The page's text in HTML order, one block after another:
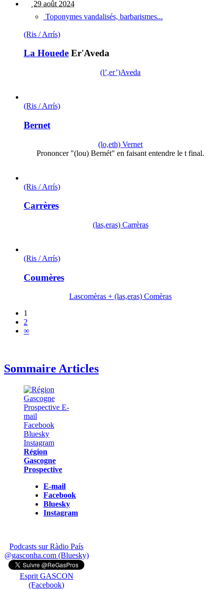
29 août 2024
Toponymes vandalisés, barbarismes...
(Ris / Arrís)
La Houede Er'Aveda
(l’,er’)Aveda
(Ris / Arrís)
Bernet
(lo,eth) Vernet
Prononcer "(lou) Bernét" en faisant entendre le t final.
(Ris / Arrís)
Carrères
(las,eras) Carrèras
(Ris / Arrís)
Coumères
Lascomèras + (las,eras) Comèras
1
2
∞
Sommaire Articles
Région
Gascogne
Prospective
E-mail
Facebook
Bluesky
Instagram
Podcasts sur Ràdio País
@gasconha.com (Bluesky)
Esprit GASCON
(Facebook)